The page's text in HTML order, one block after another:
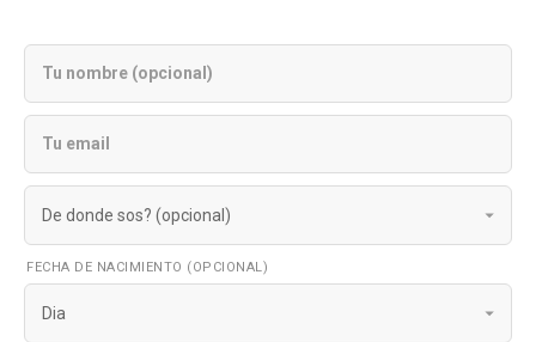
FECHA DE NACIMIENTO (OPCIONAL)